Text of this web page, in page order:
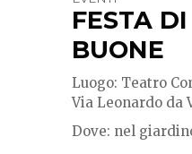
FESTA DI
BUONE
Luogo: Teatro
Via Leonardo da
Dove: nel